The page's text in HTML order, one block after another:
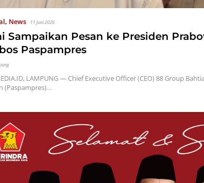
, News 11 Juni 2026
Sampaikan Pesan ke Presiden
Paspampres
LAMPUNG — Chief Executive Officer (CEO) 88 Group
(Paspampres)…